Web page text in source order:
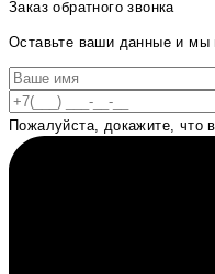
Заказ обратного звонка
Оставьте ваши данные и мы
Пожалуйста, докажите, что